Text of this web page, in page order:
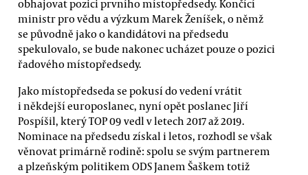
obhajovat pozici prvního místopředsedy. Končící
ministr pro vědu a výzkum Marek Ženíšek, o němž
se původně jako o kandidátovi na předsedu
spekulovalo, se bude nakonec ucházet pouze o pozici
řadového místopředsedy.
Jako místopředseda se pokusí do vedení vrátit
i někdejší europoslanec, nyní opět poslanec Jiří
Pospíšil, který TOP 09 vedl v letech 2017 až 2019.
Nominace na předsedu získal i letos, rozhodl se však
věnovat primárně rodině: spolu se svým partnerem
a plzeňským politikem ODS Janem Šaškem totiž